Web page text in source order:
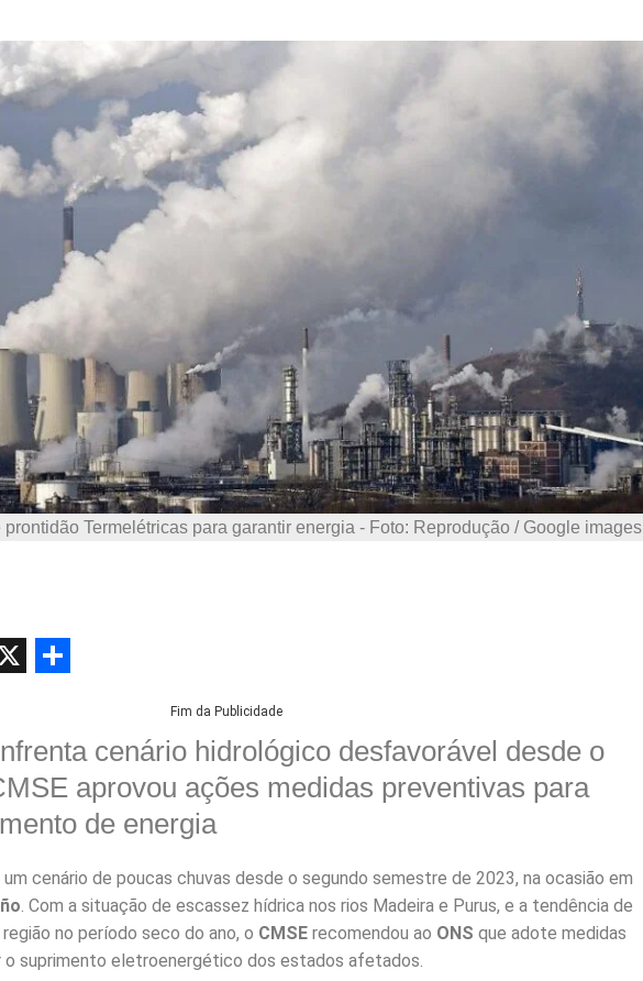
Termelétricas para garantir energia - Foto: Reprodução / Google images
a
r
e
Fim da Publicidade
cenário hidrológico desfavorável desde o
aprovou ações medidas preventivas para
de energia
cenário de poucas chuvas desde o segundo semestre de 2023, na ocasião em
. Com a situação de escassez hídrica nos rios Madeira e Purus, e a tendência de
no período seco do ano, o CMSE recomendou ao ONS que adote medidas
o suprimento eletroenergético dos estados afetados.